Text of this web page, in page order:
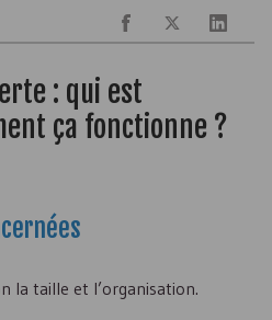
: qui est
ça fonctionne ?
la taille et l’organisation.